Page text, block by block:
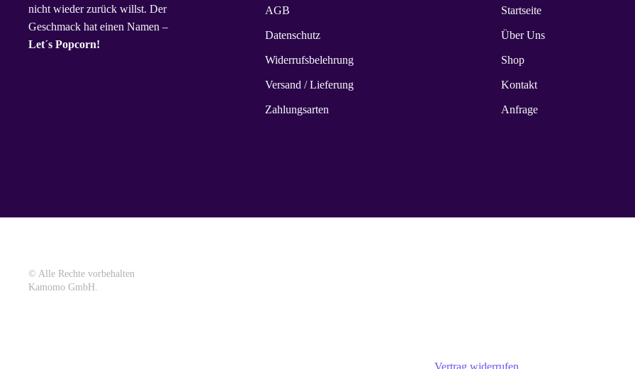
nicht wieder zurück willst. Der
Geschmack hat einen Namen –
Let´s Popcorn!
AGB
Datenschutz
Widerrufsbelehrung
Versand / Lieferung
Zahlungsarten
Startseite
Über Uns
Shop
Kontakt
Anfrage
© Alle Rechte vorbehalten
Kamomo GmbH.
Vertrag widerrufen